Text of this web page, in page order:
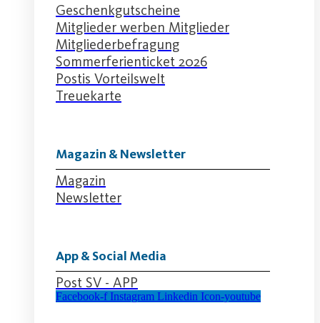
Geschenkgutscheine
Mitglieder werben Mitglieder
Mitgliederbefragung
Sommerferienticket 2026
Postis Vorteilswelt
Treuekarte
Magazin & Newsletter
Magazin
Newsletter
App & Social Media
Post SV - APP
Facebook-f Instagram Linkedin Icon-youtube